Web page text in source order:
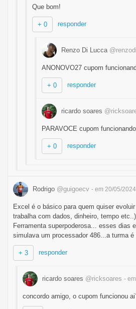
Que bom!
+ 0 responder
Renzo Di Lucca
ANONOVO27 cupom
+ 0 responder
ricardo soares
PARAVOCE cupom funcionando
+ 0 responder
Rodrigo @guigoecv - em 20/05/2024
Excel é o básico para quem quiser
trabalha com dados, dinheiro, tempo etc..)
Ferramenta superpoderosa... esses dias
simulava um processador 486...a turma é
+ 3 responder
ricardo soares @ricksoares -
concordo amigo, o cupom funcionou